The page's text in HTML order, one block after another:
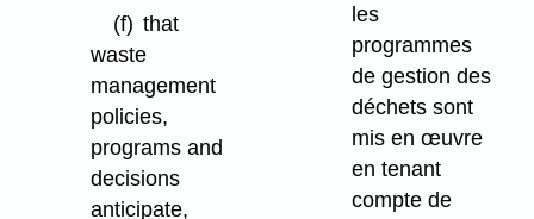
(f) that
waste
management
policies,
programs and
decisions
anticipate,
les
programmes
de gestion des
déchets sont
mis en œuvre
en tenant
compte de